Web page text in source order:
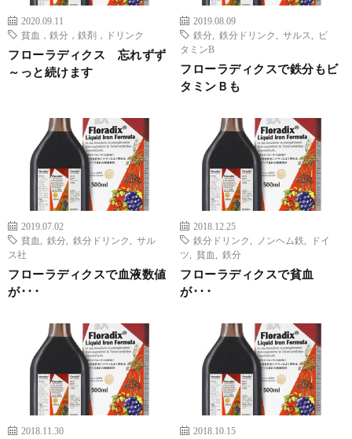
2020.09.11
貧血，鉄分，鉄剤，ドリンク
フローラディクス 忘れずず
～っと続けます
2019.08.09
鉄分
鉄分ドリンク サルス
ビ
タミンB
フローラディクスで鉄分もビ
タミンＢも
2019.07.02
貧血
鉄分 鉄分ドリンク
サル
ス社
フローラディクスで血液数値
が･･･
2018.12.25
鉄分ドリンク
ノンヘム鉄
ドイ
ツ
貧血 鉄分
フローラディクスで貧血
が･･･
2018.11.30
2018.10.15